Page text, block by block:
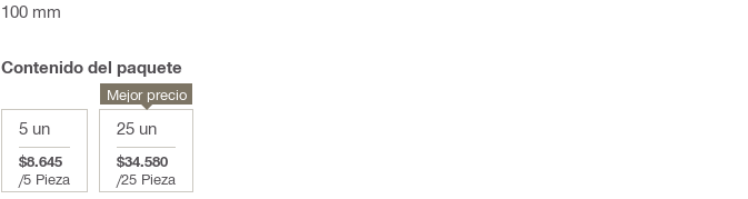
100 mm
Contenido del paquete
5 un
$8.645
/5 Pieza
25 un
$34.580
/25 Pieza
Mejor precio